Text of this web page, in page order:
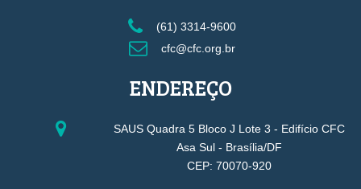
(61) 3314-9600
cfc@cfc.org.br
ENDEREÇO
SAUS Quadra 5 Bloco J Lote 3 - Edifício CFC
Asa Sul - Brasília/DF
CEP: 70070-920